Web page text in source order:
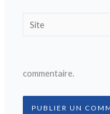
Site
commentaire.